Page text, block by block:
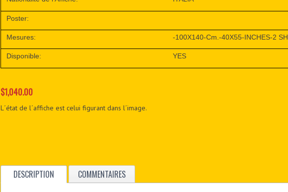
Poster:
Mesures: -100X140-Cm.-40X55-INCHES-2 SH.
Disponible: YES
$1,040.00
L´état de l´affiche est celui figurant dans l´image.
DESCRIPTION COMMENTAIRES